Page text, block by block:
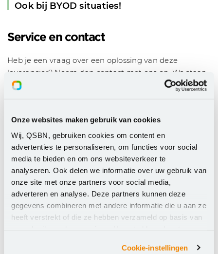
Onze websites maken gebruik van cookies
Wij, QSBN, gebruiken cookies om content en
advertenties te personaliseren, om functies voor social
media te bieden en om ons websiteverkeer te
analyseren. Ook delen we informatie over uw gebruik van
onze site met onze partners voor social media,
adverteren en analyse. Deze partners kunnen deze
gegevens combineren met andere informatie die u aan ze
heeft verstrekt of die ze hebben verzameld op basis van
Cookie-instellingen
Ook bij BYOD situaties!
Service en contact
Heb je een vraag over een oplossing van deze
leverancier? Neem dan contact met ons op. We staan
je graag te woord.